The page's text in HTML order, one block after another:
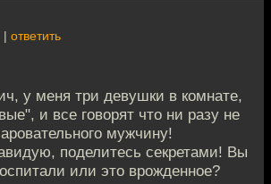
| ответить
у меня три девушки в комнате,
и все говорят что ни разу не
мужчину!
поделитесь секретами! Вы
или это врожденное?